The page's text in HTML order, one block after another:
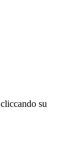
su